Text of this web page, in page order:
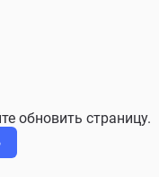
обновить страницу.